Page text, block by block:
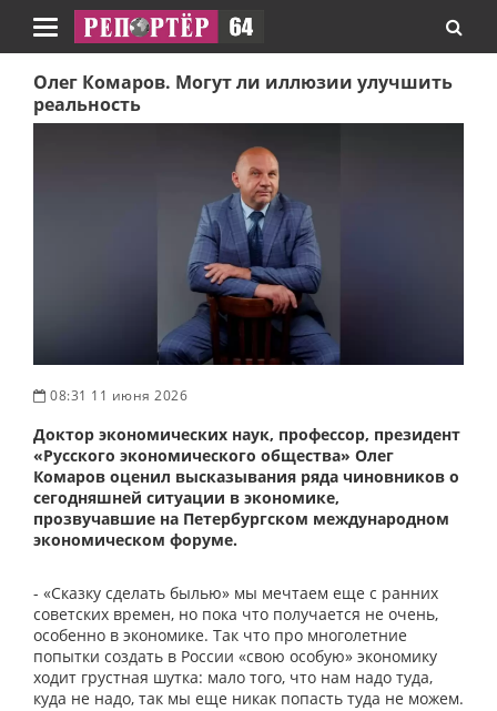
Навигация
Олег Комаров. Могут ли иллюзии улучшить
реальность
08:31 11 июня 2026
Доктор экономических наук, профессор, президент
«Русского экономического общества» Олег
Комаров оценил высказывания ряда чиновников о
сегодняшней ситуации в экономике,
прозвучавшие на Петербургском международном
экономическом форуме.
- «Сказку сделать былью» мы мечтаем еще с ранних
советских времен, но пока что получается не очень,
особенно в экономике. Так что про многолетние
попытки создать в России «свою особую» экономику
ходит грустная шутка: мало того, что нам надо туда,
куда не надо, так мы еще никак попасть туда не можем.